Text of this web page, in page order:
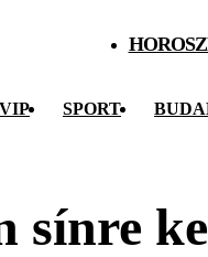
VIP SPORT
sínre